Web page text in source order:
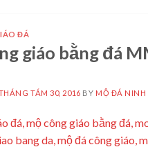
ĐÁ
giáo bằng đá
TÁM 30, 2016 BY MỘ ĐÁ NINH